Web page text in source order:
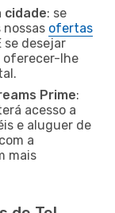
cidade: se
ofertas
se desejar
oferecer-lhe
Prime:
acesso a
e aluguer de
a
mais